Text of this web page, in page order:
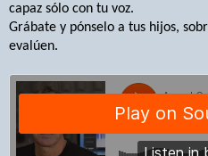
capaz sólo con tu voz.
Grábate y pónselo a tus hijos,
evalúen.